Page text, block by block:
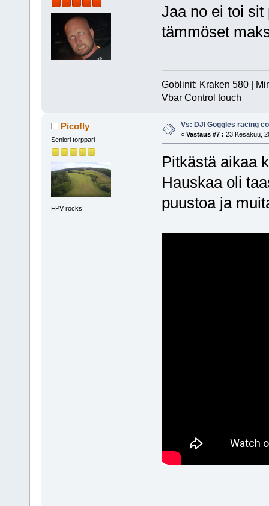
Jaa no ei toi sit
tämmöset
Goblinit: Kraken 580 |
Vbar Control touch
Picofly
Seniori torppari
FPV rocks!
Vs: DJI Goggles racing
« Vastaus #7 : 23 Kesäkuu,
Pitkästä aikaa
Hauskaa oli
puustoa ja